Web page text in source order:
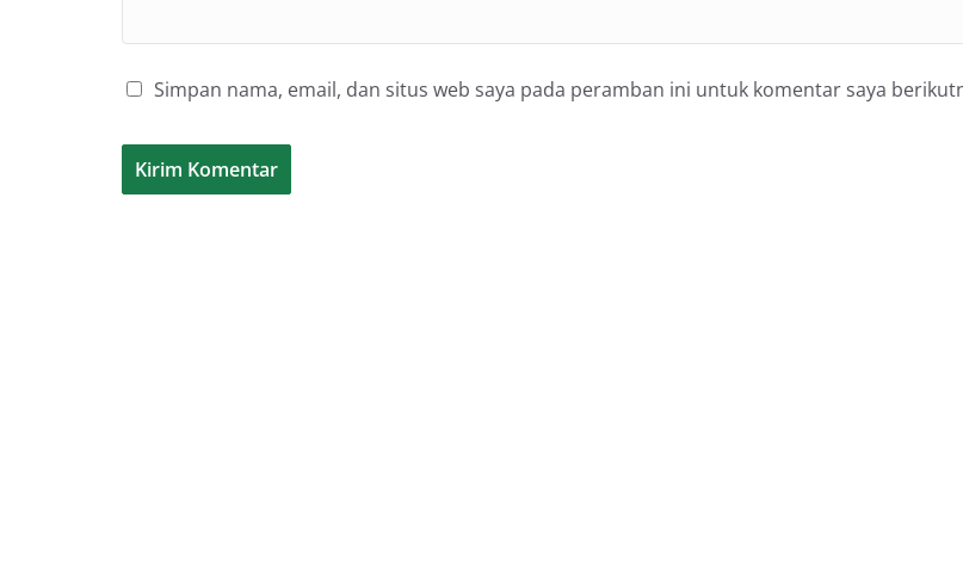
Simpan nama, email, dan situs web saya pada peramban ini untuk komentar saya